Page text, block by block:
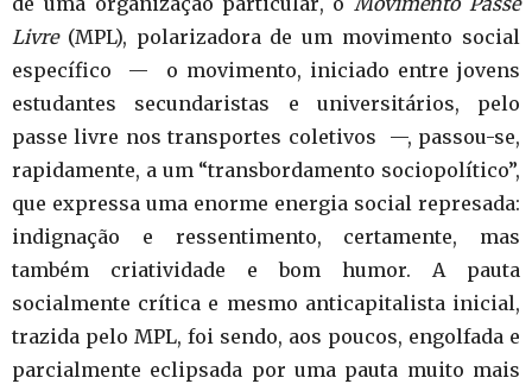
Livre(MPL), polarizadora de um movimento social
específico — o movimento, iniciado entre jovens
estudantes secundaristas e universitários, pelo
passe livre nos transportes coletivos —, passou-se,
rapidamente, a um “transbordamento sociopolítico”,
que expressa uma enorme energia social represada:
indignação e ressentimento, certamente, mas
também criatividade e bom humor. A pauta
socialmente crítica e mesmo anticapitalista inicial,
trazida pelo MPL, foi sendo, aos poucos, engolfada e
parcialmente eclipsada por uma pauta muito mais